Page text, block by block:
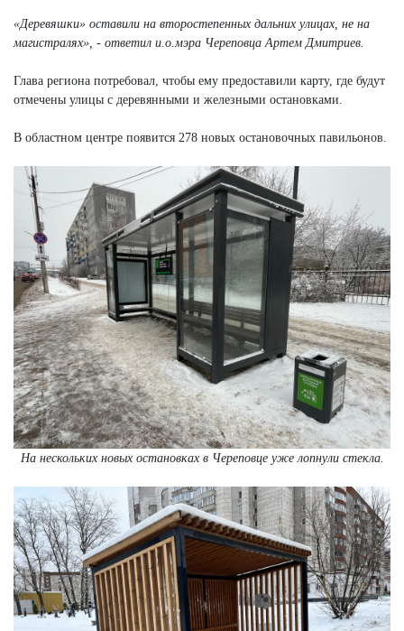
«Деревяшки» оставили на второстепенных дальних улицах, не на
магистралях», - ответил и.о.мэра Череповца Артем Дмитриев.
Глава региона потребовал, чтобы ему предоставили карту, где будут
отмечены улицы с деревянными и железными остановками.
В областном центре появится 278 новых остановочных павильонов.
На нескольких новых остановках в Череповце уже лопнули стекла.